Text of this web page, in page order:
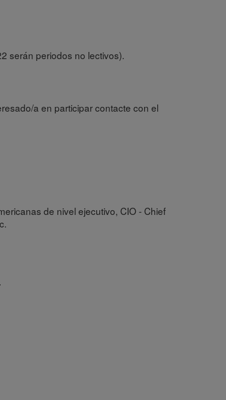
serán periodos no lectivos).
a en participar contacte con el
de nivel ejecutivo, CIO - Chief